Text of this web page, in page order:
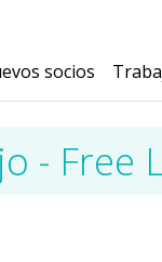
socios
- Free